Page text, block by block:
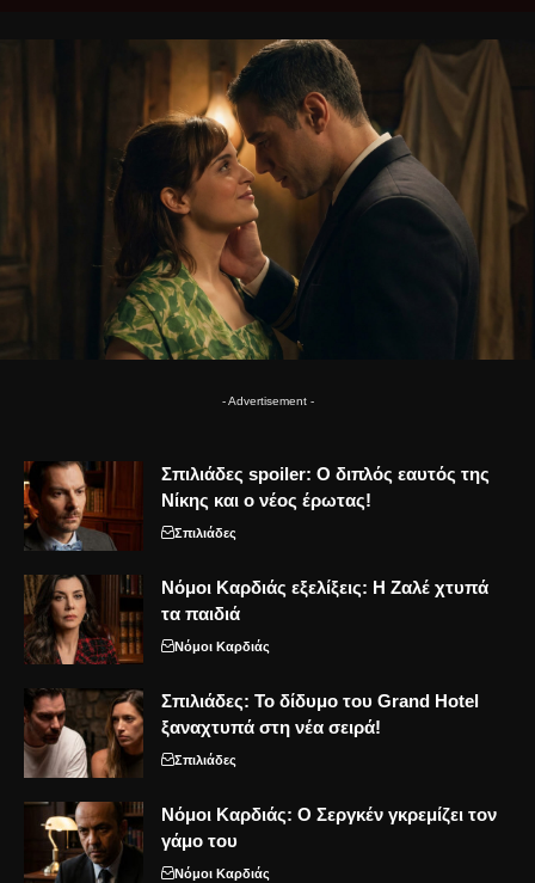
- Advertisement -
Σπιλιάδες spoiler: Ο διπλός εαυτός της
Νίκης και ο νέος έρωτας!
Σπιλιάδες
Νόμοι Καρδιάς εξελίξεις: Η Ζαλέ χτυπά
τα παιδιά
Νόμοι Καρδιάς
Σπιλιάδες: Το δίδυμο του Grand Hotel
ξαναχτυπά στη νέα σειρά!
Σπιλιάδες
Νόμοι Καρδιάς: Ο Σεργκέν γκρεμίζει τον
γάμο του
Νόμοι Καρδιάς